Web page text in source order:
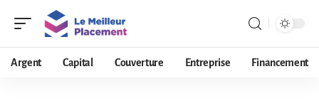
Argent Capital Couverture Entreprise Financement